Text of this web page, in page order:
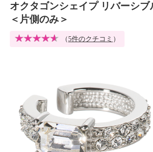
オクタゴンシェイプ リバーシブ
＜片側のみ＞
（5件のクチコミ ）